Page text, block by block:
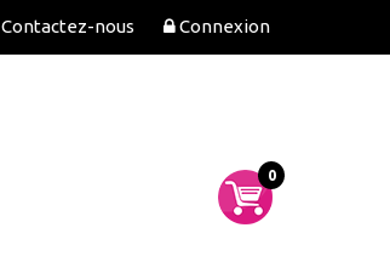
Connexion
Contactez-nous
0